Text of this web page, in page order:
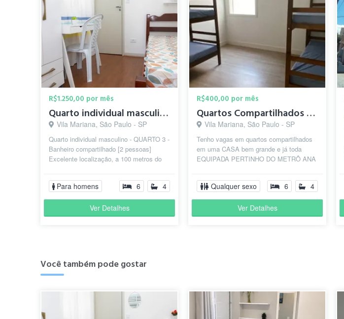
R$1.250,00 por mês
Quarto individual masculino (n° 3) / metrô Santa Cruz
Vila Mariana, São Paulo - SP
Quarto individual masculino - QUARTO 3 -
Banheiro compartilhado [2 pessoas]
Excelente localização, a 100 metros do
Para homens 6 4
Ver Detalhes
R$400,00 por mês
Quartos Compartilhados Prox Av Paulista
Vila Mariana, São Paulo - SP
Tenho vagas em quartos compartilhados
em uma CASA bem grande e já toda
EQUIPADA PERTINHO DO METRÔ ANA
AV PAULISTA)...
Qualquer sexo 6 4
Ver Detalhes
Você também pode gostar